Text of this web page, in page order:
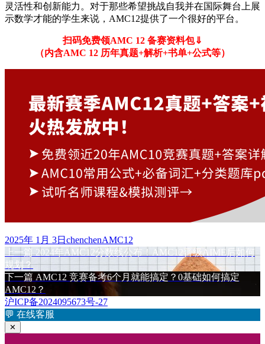
灵活性和创新能力。对于那些希望挑战自我并在国际舞台上展
示数学才能的学生来说，AMC12提供了一个很好的平台。
扫码免费领AMC 12 备赛资料包⇓
（内含AMC 12 历年真题+解析+书单+公式等）
发
布
于
2025年 1月 3日 作
者
chenchen标
签
AMC12
文
章
导
航
上一篇 上
篇
文
章：
2024年AMC12分数线公布！AMC12晋级AIME后如何
规划？
下一篇 下
篇
文
章：
AMC12 竞赛备考6个月就能搞定？0基础如何搞定
AMC12？
沪ICP备2024095673号-27
💬 在线客服
✕